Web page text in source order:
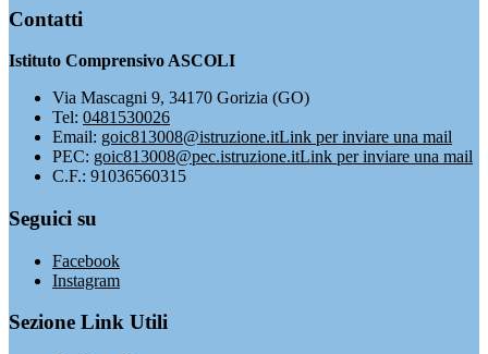
Contatti
Istituto Comprensivo ASCOLI
Via Mascagni 9, 34170 Gorizia (GO)
Tel: 0481530026
Email: goic813008@istruzione.itLink per inviare una mail
PEC: goic813008@pec.istruzione.itLink per inviare una mail
C.F.: 91036560315
Seguici su
Facebook
Instagram
Sezione Link Utili